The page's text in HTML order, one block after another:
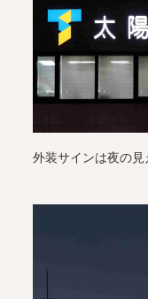
外装サインは夜の見